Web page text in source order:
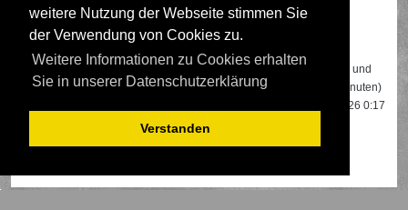
weitere Nutzung der Webseite stimmen Sie
der Verwendung von Cookies zu.
Weitere Informationen zu Cookies erhalten
Sie in unserer Datenschutzerklärung
Verstanden
Wer ist online?
Insgesamt sind456Besucher online: 2 registrierte, 0 unsichtbare und
454 Gäste (basierend auf den aktiven Besuchern der letzten 5 Minuten)
Besuchern, die am 13.04.2026 0:17
gleichzeitig online waren.